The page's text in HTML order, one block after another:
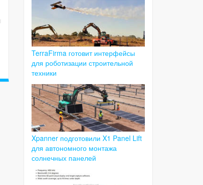
TerraFirma готовит интерфейсы
для роботизации строительной
техники
Xpanner подготовили X1 Panel Lift
для автономного монтажа
солнечных панелей